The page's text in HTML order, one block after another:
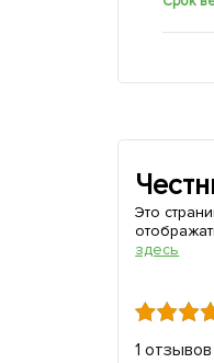
Это
здесь
1 отзывов